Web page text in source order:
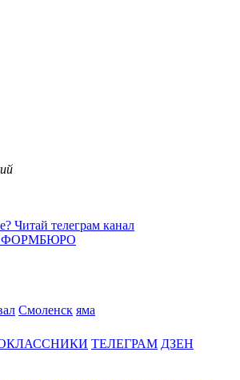
Читай телеграм канал
Смоленск яма
ТЕЛЕГРАМ ДЗЕН